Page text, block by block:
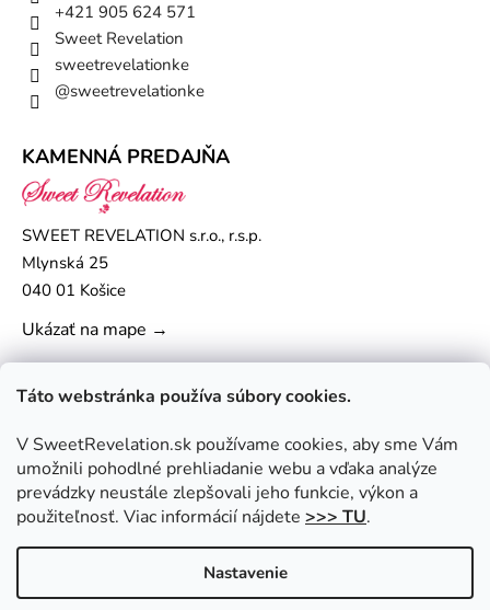
Táto webstránka používa súbory cookies.
V SweetRevelation.sk používame cookies, aby sme Vám
umožnili pohodlné prehliadanie webu a vďaka analýze
prevádzky neustále zlepšovali jeho funkcie, výkon a
použiteľnosť. Viac informácií nájdete >>> TU.
Nastavenie
+421 905 624 571
Sweet Revelation
sweetrevelationke
@sweetrevelationke
KAMENNÁ PREDAJŇA
SWEET REVELATION s.r.o., r.s.p.
Mlynská 25
040 01 Košice
Ukázať na mape →